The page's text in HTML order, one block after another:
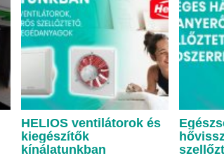
HELIOS ventilátorok és
kiegészítők
kínálatunkban